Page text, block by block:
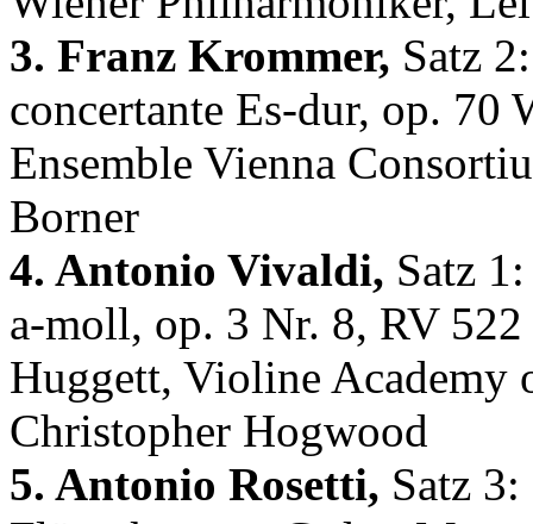
3. Franz Krommer, Satz
concertante Es-dur, op. 70
Ensemble Vienna
Borner
4. Antonio Vivaldi, Satz
a-moll, op. 3 Nr. 8, RV
Huggett, Violine
Christopher Hogwood
5. Antonio Rosetti, Satz